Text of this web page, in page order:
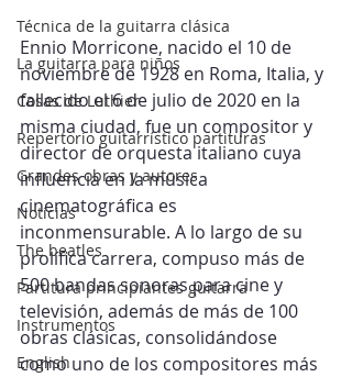
Técnica de la guitarra clásica
La guitarra para niños
Cosas de Luthier
Repertorio guitarrístico partituras
Grandes obras y autores
Noticias
The beatles
Partitura principiantes guitarra
Instrumentos
English
Ennio Morricone, nacido el 10 de
noviembre de 1928 en Roma, Italia, y
fallecido el 6 de julio de 2020 en la
misma ciudad, fue un compositor y
director de orquesta italiano cuya
influencia en la música
cinematográfica es
inconmensurable. A lo largo de su
prolífica carrera, compuso más de
500 bandas sonoras para cine y
televisión, además de más de 100
obras clásicas, consolidándose
como uno de los compositores más